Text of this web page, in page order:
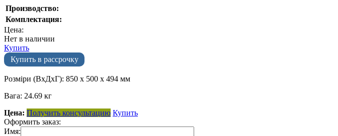
Производство:
Комплектация:
Цена:
Нет в наличии
Купить
Купить в рассрочку
Розміри (ВхДхГ): 850 х 500 х 494 мм
Вага: 24.69 кг
Цена: Получить консультацию Купить
Оформить заказ:
Имя: